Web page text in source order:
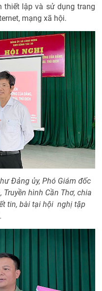
thiết lập và sử dụng trang
mạng xã hội.
Đảng ủy, Phó Giám đốc
hình Cần Thơ, chia
tin, bài tại hội nghị tập